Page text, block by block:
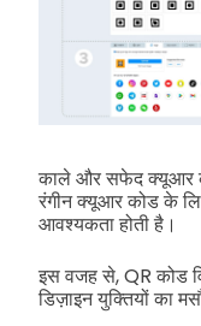
काले और सफेद क्यूआर
रंगीन क्यूआर कोड के
आवश्यकता होती है।
इस वजह से, QR कोड
डिज़ाइन युक्तियों का